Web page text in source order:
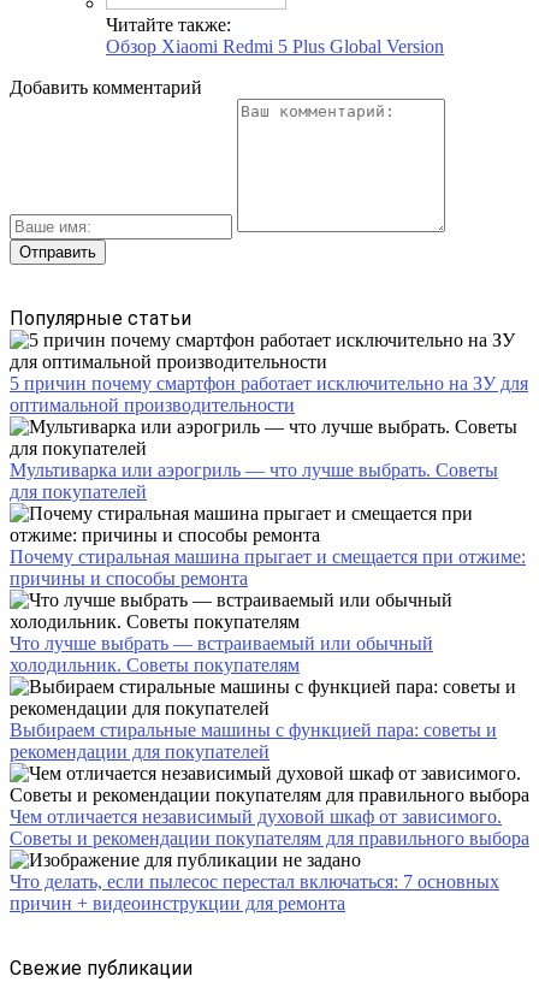
Читайте также:
Обзор Xiaomi Redmi 5 Plus Global Version
Добавить комментарий
Популярные статьи
5 причин почему смартфон работает исключительно на ЗУ для
оптимальной производительности
Мультиварка или аэрогриль — что лучше выбрать. Советы
для покупателей
Почему стиральная машина прыгает и смещается при отжиме:
причины и способы ремонта
Что лучше выбрать — встраиваемый или обычный
холодильник. Советы покупателям
Выбираем стиральные машины с функцией пара: советы и
рекомендации для покупателей
Чем отличается независимый духовой шкаф от зависимого.
Советы и рекомендации покупателям для правильного выбора
Что делать, если пылесос перестал включаться: 7 основных
причин + видеоинструкции для ремонта
Свежие публикации